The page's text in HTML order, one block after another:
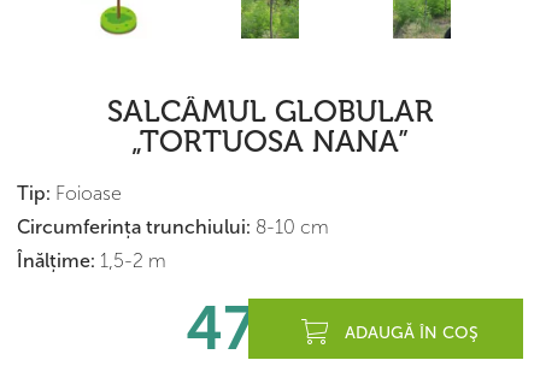
SALCÂMUL GLOBULAR
„TORTUOSA NANA”
Tip: Foioase
Сircumferința trunchiului: 8-10 cm
Înălțime: 1,5-2 m
470leiADAUGĂ ÎN COŞ